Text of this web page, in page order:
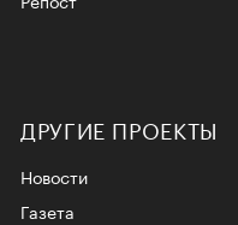
ДРУГИЕ ПРОЕКТЫ
Новости
Газета